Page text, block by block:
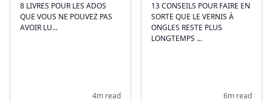
8 LIVRES POUR LES ADOS
QUE VOUS NE POUVEZ PAS
AVOIR LU...
4m read
13 CONSEILS POUR FAIRE EN
SORTE QUE LE VERNIS À
ONGLES RESTE PLUS
LONGTEMPS ...
6m read